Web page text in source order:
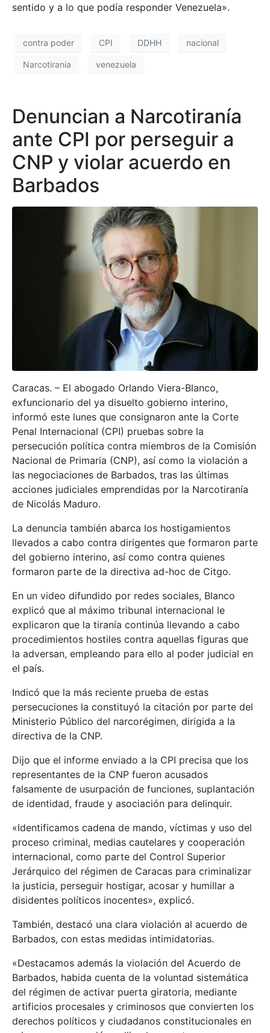
sentido y a lo que podía responder Venezuela».
contra poder CPI DDHH nacional
Narcotirania venezuela
Denuncian a Narcotiranía
ante CPI por perseguir a
CNP y violar acuerdo en
Barbados
Caracas. – El abogado Orlando Viera-Blanco,
exfuncionario del ya disuelto gobierno interino,
informó este lunes que consignaron ante la Corte
Penal Internacional (CPI) pruebas sobre la
persecución política contra miembros de la Comisión
Nacional de Primaria (CNP), así como la violación a
las negociaciones de Barbados, tras las últimas
acciones judiciales emprendidas por la Narcotiranía
de Nicolás Maduro.
La denuncia también abarca los hostigamientos
llevados a cabo contra dirigentes que formaron parte
del gobierno interino, así como contra quienes
formaron parte de la directiva ad-hoc de Citgo.
En un video difundido por redes sociales, Blanco
explicó que al máximo tribunal internacional le
explicaron que la tiranía continúa llevando a cabo
procedimientos hostiles contra aquellas figuras que
la adversan, empleando para ello al poder judicial en
el país.
Indicó que la más reciente prueba de estas
persecuciones la constituyó la citación por parte del
Ministerio Público del narcorégimen, dirigida a la
directiva de la CNP.
Dijo que el informe enviado a la CPI precisa que los
representantes de la CNP fueron acusados
falsamente de usurpación de funciones, suplantación
de identidad, fraude y asociación para delinquir.
«Identificamos cadena de mando, víctimas y uso del
proceso criminal, medias cautelares y cooperación
internacional, como parte del Control Superior
Jerárquico del régimen de Caracas para criminalizar
la justicia, perseguir hostigar, acosar y humillar a
disidentes políticos inocentes», explicó.
También, destacó una clara violación al acuerdo de
Barbados, con estas medidas intimidatorias.
«Destacamos además la violación del Acuerdo de
Barbados, habida cuenta de la voluntad sistemática
del régimen de activar puerta giratoria, mediante
artificios procesales y criminosos que convierten los
derechos políticos y ciudadanos constitucionales en